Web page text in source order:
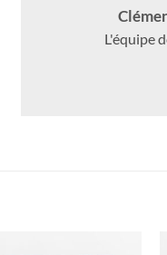
L'équipe